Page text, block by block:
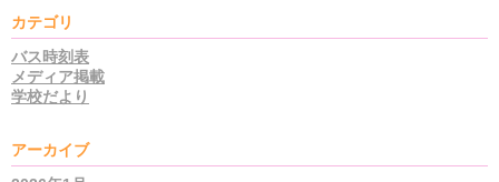
カテゴリ
バス時刻表
メディア掲載
学校だより
アーカイブ